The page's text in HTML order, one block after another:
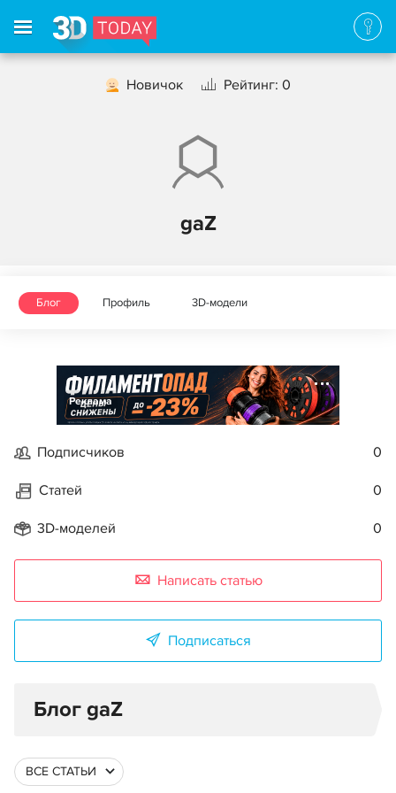
Новичок Рейтинг: 0
gaZ
Блог Профиль 3D-модели
Реклама
Подписчиков 0
Статей 0
3D-моделей 0
Написать статью
Подписаться
Блог gaZ
ВСЕ СТАТЬИ